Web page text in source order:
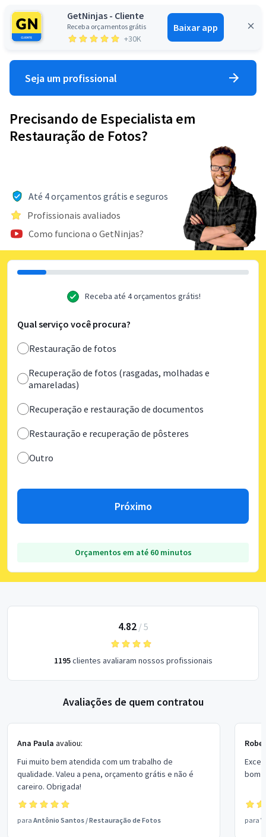
GetNinjas - Cliente
Receba orçamentos grátis
+30K
Baixar app
Entrar
Seja um profissional
Precisando de Especialista em
Restauração de Fotos?
Até 4 orçamentos grátis e seguros
Profissionais avaliados
Como funciona o GetNinjas?
Receba até 4 orçamentos grátis!
Qual serviço você procura?
Restauração de fotos
Recuperação de fotos (rasgadas, molhadas e
amareladas)
Recuperação e restauração de documentos
Restauração e recuperação de pôsteres
Outro
Próximo
Orçamentos em até 60 minutos
4.82/ 5
1195clientes avaliaram nossos profissionais
Avaliações de quem contratou
Ana Paula avaliou:
Fui muito bem atendida com um trabalho de
qualidade. Valeu a pena, orçamento grátis e não é
careiro. Obrigada!
para Antônio Santos /Restauração de Fotos
bom
para